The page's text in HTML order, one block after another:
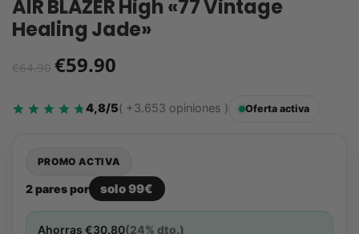
AIR BLAZER High «77 Vintage
Healing Jade»
€64.90 €59.90
4,8/5( +3.653 opiniones ) Oferta activa
PROMO ACTIVA
2 pares por solo 99€
Ahorras €30.80(24% dto.)